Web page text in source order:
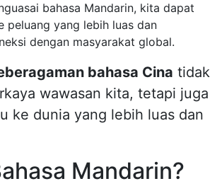
bahasa Mandarin, kita dapat
peluang yang lebih luas dan
dengan masyarakat global.
bahasa Cina tidak
wawasan kita, tetapi juga
ke dunia yang lebih luas dan
Mandarin?